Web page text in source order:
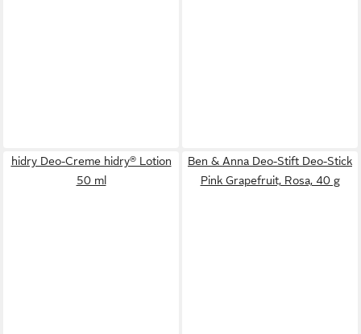
hidry Deo-Creme hidry® Lotion
50 ml
Ben & Anna Deo-Stift Deo-Stick
Pink Grapefruit, Rosa, 40 g